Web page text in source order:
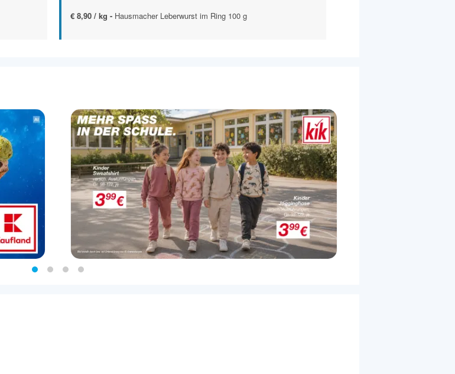
€ 8,90 / kg - Hausmacher Leberwurst im Ring 100 g